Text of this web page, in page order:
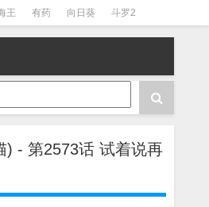
王 有药 向日葵 斗罗2
柯南 阴阳师 节目清单
) - 第2573话 试着说再